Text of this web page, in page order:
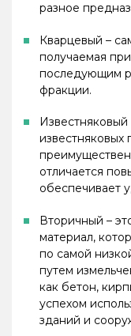
разное
Кварцевый –
получаемая
последующим
фракции.
известняковых
отличается
обеспечивает
Вторичный –
материал,
по самой
путем
как бетон,
успехом
зданий и